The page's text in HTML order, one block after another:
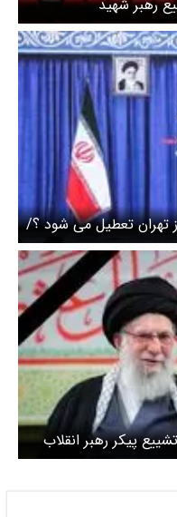
رهبر شهید
تهران تعطیل می شود ؟/
پیکر رهبر انقلاب